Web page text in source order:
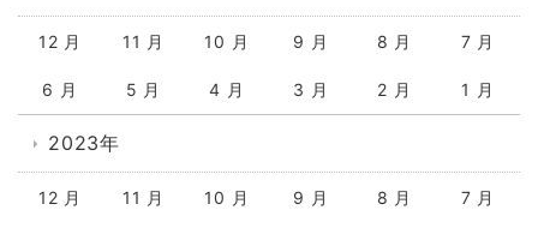
12 月 11 月 10 月 9 月 8 月 7 月
6 月 5 月 4 月 3 月 2 月 1 月
2023年
12 月 11 月 10 月 9 月 8 月 7 月